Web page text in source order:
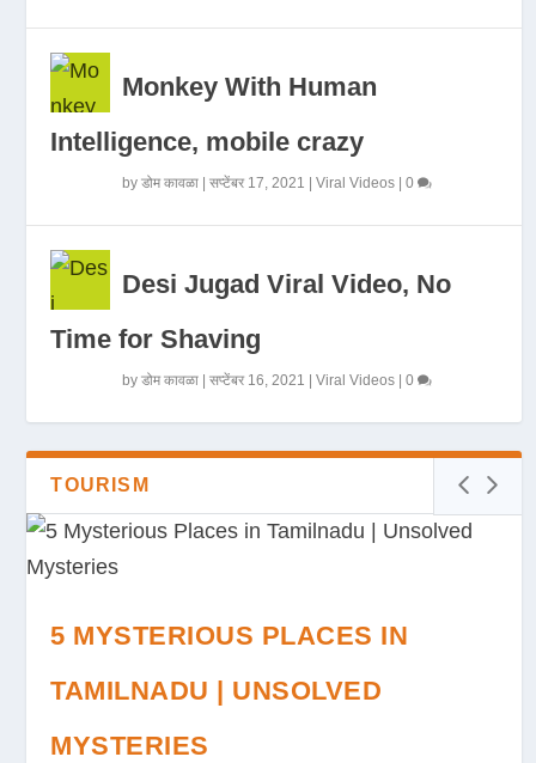
Monkey With Human
Intelligence, mobile crazy
byडोम कावळा |सप्टेंबर 17, 2021 |Viral Videos |0
Desi Jugad Viral Video, No
Time for Shaving
byडोम कावळा |सप्टेंबर 16, 2021 |Viral Videos |0
TOURISM
5 MYSTERIOUS PLACES IN
TAMILNADU | UNSOLVED
MYSTERIES